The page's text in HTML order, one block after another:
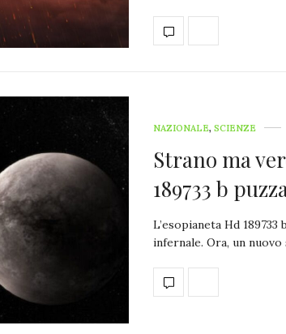
NAZIONALE, SCIENZE
Strano ma
189733 b
L’esopianeta Hd
infernale. Ora, un